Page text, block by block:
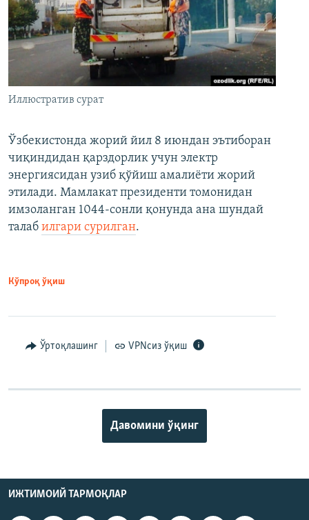
Иллюстратив сурат
Ўзбекистонда жорий йил 8 июндан эътиборан
чиқиндидан қарздорлик учун электр
энергиясидан узиб қўйиш амалиёти жорий
этилади. Мамлакат президенти томонидан
имзоланган 1044-сонли қонунда ана шундай
талаб илгари сурилган.
Кўпроқ ўқиш
Ўртоқлашинг VPNсиз ўқиш
Давомини ўқинг
ИЖТИМОИЙ ТАРМОҚЛАР